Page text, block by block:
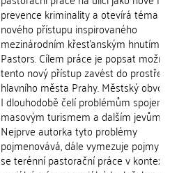
prevence kriminality a otevírá téma
nového přístupu inspirovaného
mezinárodním křesťanským hnutím
Pastors. Cílem práce je popsat
tento nový přístup zavést do prostředí
hlavního města Prahy. Městský
I dlouhodobě čelí problémům
masovým turismem a dalším jevům.
Nejprve autorka tyto problémy
pojmenovává, dále vymezuje pojmy
se terénní pastorační práce v